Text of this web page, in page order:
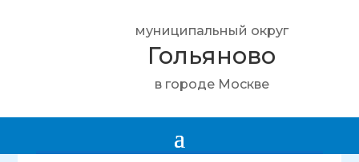
муниципальный округ
Гольяново
в городе Москве